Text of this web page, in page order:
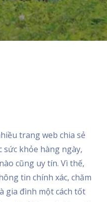
trang web chia sẻ
khỏe hàng ngày,
cũng uy tín. Vì thế,
tin chính xác, chăm
gia đình một cách tốt